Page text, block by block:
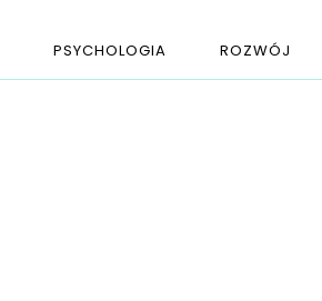
PSYCHOLOGIA ROZWÓJ